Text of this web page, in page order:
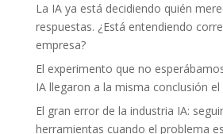
La IA ya está decidiendo quién
respuestas. ¿Está entendiendo
empresa?
El experimento que no
IA llegaron a la misma conclusión
El gran error de la industria IA:
herramientas cuando el problema